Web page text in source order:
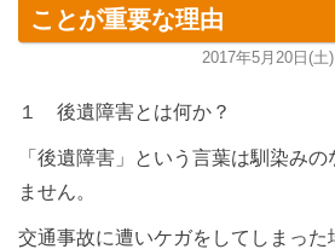
ことが重要な理由
2017年5月20日(土)
１ 後遺障害とは何か？
「後遺障害」という言葉は馴染み
ません。
交通事故に遭いケガをしてしまった